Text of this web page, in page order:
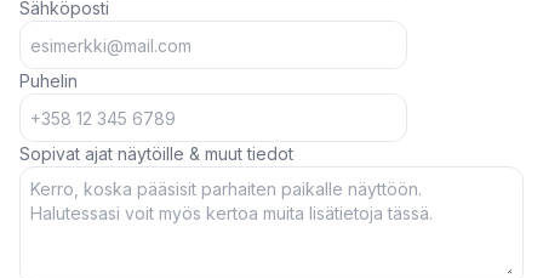
Sähköposti
Puhelin
Sopivat ajat näytöille & muut tiedot